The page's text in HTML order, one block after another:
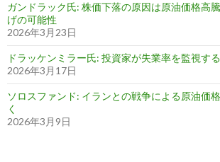
ガンドラック氏: 株価下落の原因は原油価格高
げの可能性
2026年3月23日
ドラッケンミラー氏: 投資家が失業率を監視す
2026年3月17日
ソロスファンド: イランとの戦争による原油価
く
2026年3月9日